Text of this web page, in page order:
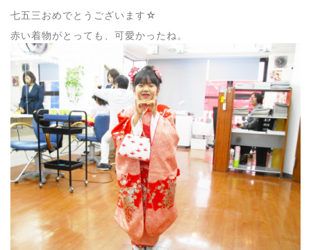
七五三おめでとうございます☆
赤い着物がとっても、可愛かったね。